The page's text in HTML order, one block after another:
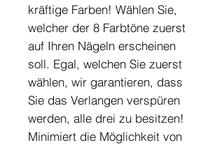
kräftige Farben! Wählen Sie,
welcher der 8 Farbtöne zuerst
auf Ihren Nägeln erscheinen
soll. Egal, welchen Sie zuerst
wählen, wir garantieren, dass
Sie das Verlangen verspüren
werden, alle drei zu besitzen!
Minimiert die Möglichkeit von